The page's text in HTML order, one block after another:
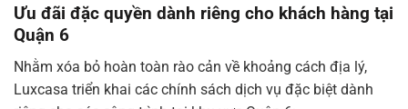
Ưu đãi đặc quyền dành riêng cho khách hàng tại
Quận 6
Nhằm xóa bỏ hoàn toàn rào cản về khoảng cách địa lý,
Luxcasa triển khai các chính sách dịch vụ đặc biệt dành